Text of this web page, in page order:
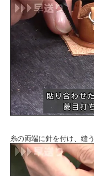
糸の両端に針を付け、縫う